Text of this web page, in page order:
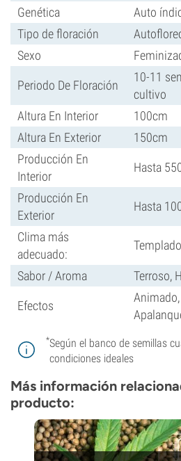
Genética
Auto
Tipo de floración
Sexo
Periodo De Floración
10-11
cultivo
Altura En Interior
100cm
Altura En Exterior
150cm
Producción En
Interior
Hasta
Producción En
Exterior
Hasta
Clima más
adecuado:
Sabor / Aroma Terroso,
Efectos
*Según el banco de semillas
condiciones ideales
Más información
producto: